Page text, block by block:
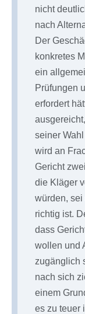
nicht
nach
Der
konkretes
ein
Prüfungen
erfordert
seiner
wird an
Gericht
die Kläger
würden, sei
richtig ist.
dass
wollen und
zugänglich
nach sich
einem
es zu teuer